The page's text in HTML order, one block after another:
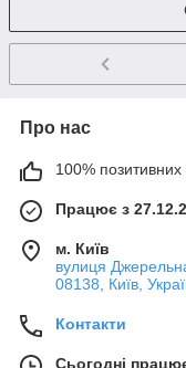
Про нас
100% позитивних
Працює з
м. Київ
вулиця
08138, Київ,
Контакти
Сьогодні